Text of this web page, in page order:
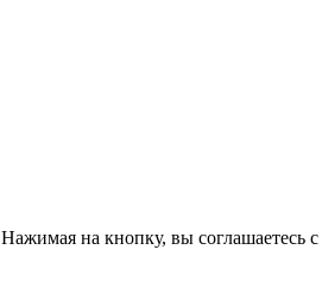
Нажимая на кнопку, вы соглашаетесь с